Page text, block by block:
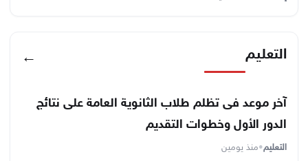
التعليم ←
آخر موعد فى تظلم طلاب الثانوية العامة على نتائج
الدور الأول وخطوات التقديم
التعليم•منذ يومين